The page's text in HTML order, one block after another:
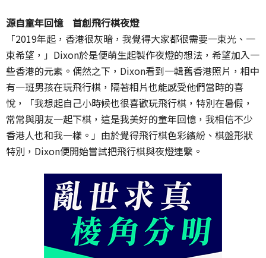
源自童年回憶 首創飛行棋夜燈
「2019年起，香港很灰暗，我覺得大家都很需要一束光、一
束希望，」Dixon於是便萌生起製作夜燈的想法，希望加入一
些香港的元素。偶然之下，Dixon看到一輯舊香港照片，相中
有一班男孩在玩飛行棋，隔著相片也能感受他們當時的喜
悅，「我想起自己小時候也很喜歡玩飛行棋，特別在暑假，
常常與朋友一起下棋，這是我美好的童年回憶，我相信不少
香港人也和我一樣。」由於覺得飛行棋色彩繽紛、棋盤形狀
特別，Dixon便開始嘗試把飛行棋與夜燈連繫。